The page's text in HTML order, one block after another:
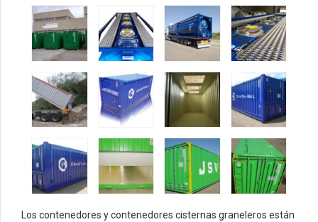
Los contenedores y contenedores cisternas graneleros están